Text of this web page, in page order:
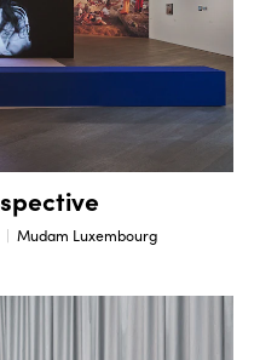
Mudam Luxembourg